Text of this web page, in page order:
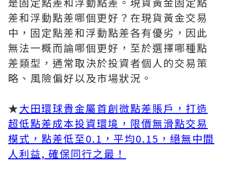
差和浮動點差哪個更好？在現貨黃金交易
中，固定點差和浮動點差各有優劣，因此
無法一概而論哪個更好，至於選擇哪種點
差類型，通常取決於投資者個人的交易策
略、風險偏好以及市場狀況。
★大田環球貴金屬首創微點差賬戶，打造
超低點差成本投資環境，限價無滑點交易
模式，點差低至0.1，平均0.15，絕無中間
人利益, 確保同行之最！